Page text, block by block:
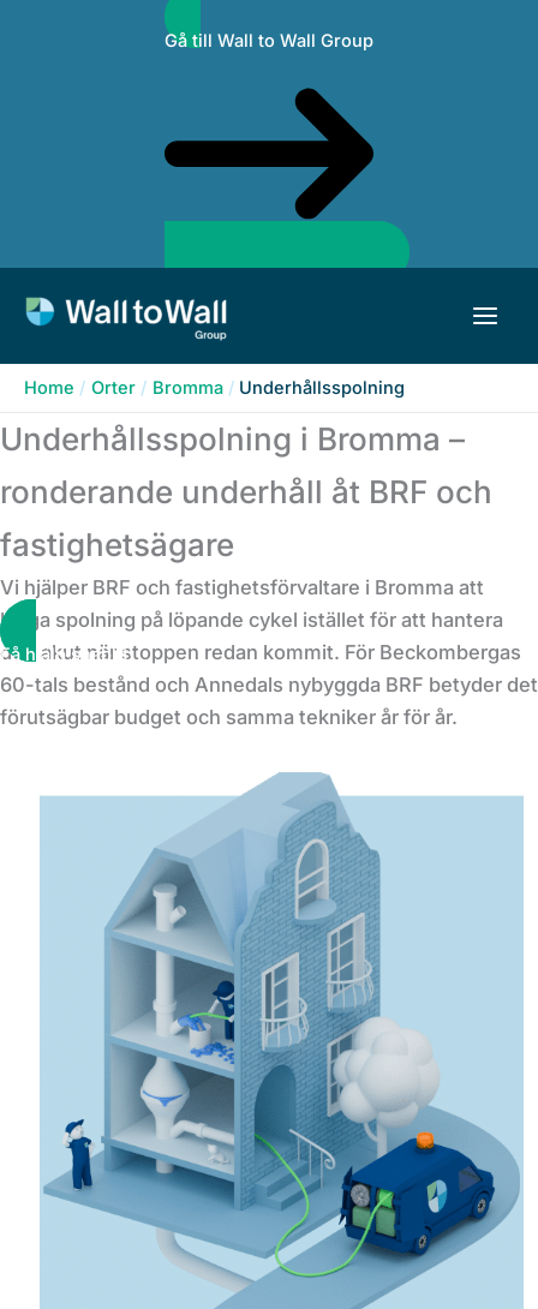
Gå till Wall to Wall Group
Home Orter Bromma Underhållsspolning
Underhållsspolning i Bromma –
ronderande underhåll åt BRF och
fastighetsägare
Vi hjälper BRF och fastighetsförvaltare i Bromma att
lägga spolning på löpande cykel istället för att hantera
den akut när stoppen redan kommit. För Beckombergas
60-tals bestånd och Annedals nybyggda BRF betyder det
förutsägbar budget och samma tekniker år för år.
Få hjälp snabbt!